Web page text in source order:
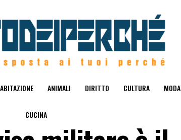
ABITAZIONE ANIMALI DIRITTO CULTURA MODA
CUCINA